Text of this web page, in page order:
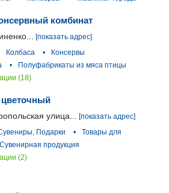
комбинат
[показать адрес]
Колбаса •
Консервы
•
Полуфабрикаты из мяса птицы
(18)
цветочный
улица...
[показать адрес]
Подарки •
Товары для
Сувенирная продукция
(2)